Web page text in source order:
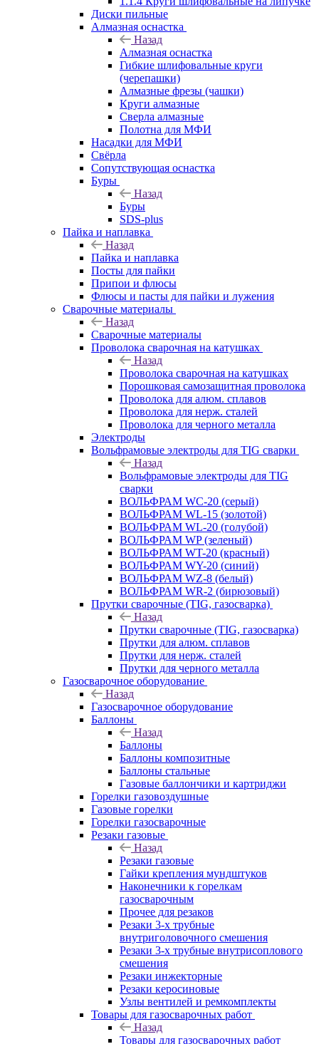
Диски пильные
Алмазная оснастка
Назад
Алмазная оснастка
Гибкие шлифовальные круги
(черепашки)
Алмазные фрезы (чашки)
Круги алмазные
Сверла алмазные
Полотна для МФИ
Насадки для МФИ
Свёрла
Сопутствующая оснастка
Буры
Назад
Буры
SDS-plus
Пайка и наплавка
Назад
Пайка и наплавка
Посты для пайки
Припои и флюсы
Флюсы и пасты для пайки и лужения
Сварочные материалы
Назад
Сварочные материалы
Проволока сварочная на катушках
Назад
Проволока сварочная на катушках
Порошковая самозащитная проволока
Проволока для алюм. сплавов
Проволока для нерж. сталей
Проволока для черного металла
Электроды
Вольфрамовые электроды для TIG сварки
Назад
Вольфрамовые электроды для TIG
сварки
ВОЛЬФРАМ WC-20 (серый)
ВОЛЬФРАМ WL-15 (золотой)
ВОЛЬФРАМ WL-20 (голубой)
ВОЛЬФРАМ WP (зеленый)
ВОЛЬФРАМ WT-20 (красный)
ВОЛЬФРАМ WY-20 (синий)
ВОЛЬФРАМ WZ-8 (белый)
ВОЛЬФРАМ WR-2 (бирюзовый)
Прутки сварочные (TIG, газосварка)
Назад
Прутки сварочные (TIG, газосварка)
Прутки для алюм. сплавов
Прутки для нерж. сталей
Прутки для черного металла
Газосварочное оборудование
Назад
Газосварочное оборудование
Баллоны
Назад
Баллоны
Баллоны композитные
Баллоны стальные
Газовые баллончики и картриджи
Горелки газовоздушные
Газовые горелки
Горелки газосварочные
Резаки газовые
Назад
Резаки газовые
Гайки крепления мундштуков
Наконечники к горелкам
газосварочным
Прочее для резаков
Резаки 3-х трубные
внутриголовочного смешения
Резаки 3-х трубные внутрисоплового
смешения
Резаки инжекторные
Резаки керосиновые
Узлы вентилей и ремкомплекты
Товары для газосварочных работ
Назад
Товары для газосварочных работ